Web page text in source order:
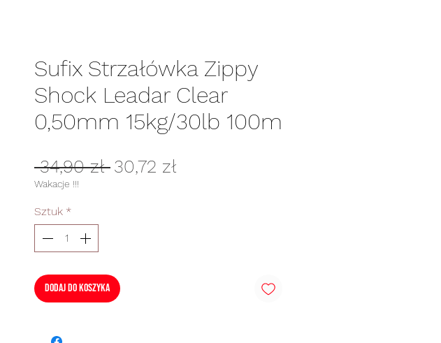
Sufix Strzałówka Zippy
Shock Leadar Clear
0,50mm 15kg/30lb 100m
34,90 zł Regularna
30,72 zł
Wakacje !!!
Sztuk *
Dodaj do koszyka